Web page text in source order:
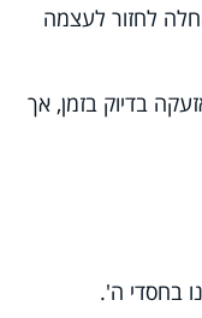
לחזור לעצמה
בדיוק בזמן, אך
בחסדי ה'.